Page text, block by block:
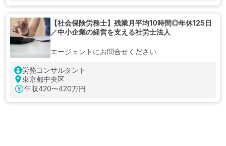
【社会保険労務士】残業月平均10時間◎年休125日
／中小企業の経営を支える社労士法人
エージェントにお問合せください
労務コンサルタント
東京都中央区
年収420〜420万円